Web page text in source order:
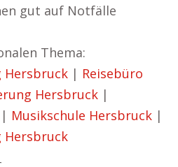
gut auf Notfälle
Thema:
Hersbruck | Reisebüro
Hersbruck |
| Musikschule Hersbruck |
Hersbruck